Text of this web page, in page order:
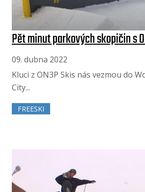
Pět minut parkových skopičin s
09. dubna 2022
Kluci z ON3P Skis nás vezmou do
City...
FREESKI